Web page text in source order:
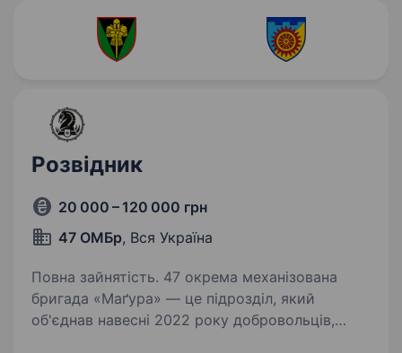
Розвідник
20 000 – 120 000 грн
47 ОМБр, Вся Україна
Повна зайнятість. 47 окрема механізована
бригада «Маґура» — це підрозділ, який
об'єднав навесні 2022 року добровольців,